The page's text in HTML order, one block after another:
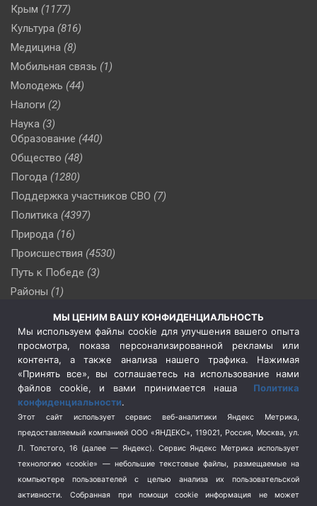
Крым (1177)
Культура (816)
Медицина (8)
Мобильная связь (1)
Молодежь (44)
Налоги (2)
Наука (3)
Образование (440)
Общество (48)
Погода (1280)
Поддержка участников СВО (7)
Политика (4397)
Природа (16)
Происшествия (4530)
Путь к Победе (3)
Районы (1)
(510)
Сельское хозяйство (3)
Социальная политика
(3)
Спецоперация в Украине
Спецоперация на Украине
(404)
Спорт (740)
Терроризм (1)
Транспорт (262)
Туризм (178)
Флот (76)
МЫ ЦЕНИМ ВАШУ КОНФИДЕНЦИАЛЬНОСТЬ
Мы используем файлы cookie для улучшения вашего опыта
просмотра, показа персонализированной рекламы или
контента, а также анализа нашего трафика. Нажимая
«Принять все», вы соглашаетесь на использование нами
файлов cookie, и вами принимается наша Политика
конфиденциальности.
Этот сайт использует сервис веб-аналитики Яндекс Метрика,
предоставляемый компанией ООО «ЯНДЕКС», 119021, Россия, Москва, ул.
Л. Толстого, 16 (далее — Яндекс). Сервис Яндекс Метрика использует
технологию «cookie» — небольшие текстовые файлы, размещаемые на
компьютере пользователей с целью анализа их пользовательской
активности.
Собранная при помощи cookie информация не может